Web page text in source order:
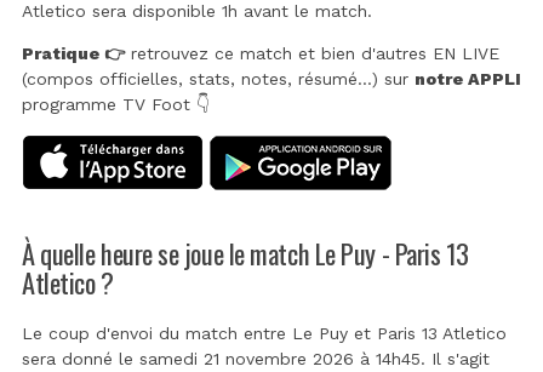
Atletico sera disponible 1h avant le match.
Pratique 👉retrouvez ce match et bien d'autres EN LIVE
(compos officielles, stats, notes, résumé...) sur notre APPLI
programme TV Foot 👇
À quelle heure se joue le match Le Puy - Paris 13
Atletico ?
Le coup d'envoi du match entre Le Puy et Paris 13 Atletico
sera donné le samedi 21 novembre 2026 à 14h45. Il s'agit